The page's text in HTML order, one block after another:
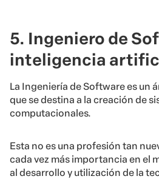
5. Ingeniero de
inteligencia
La Ingeniería de Software es un
que se destina a la creación de
computacionales.
Esta no es una profesión tan
cada vez más importancia en el
al desarrollo y utilización de la